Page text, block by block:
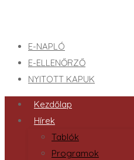
E-NAPLÓ
E-ELLENŐRZŐ
NYITOTT KAPUK
Kezdőlap
Hírek
Tablók
Programok